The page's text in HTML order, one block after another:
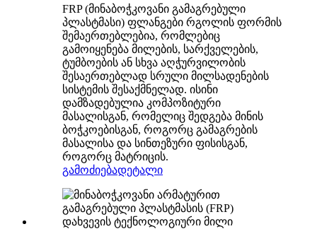
FRP (მინაბოჭკოვანი გამაგრებული
პლასტმასი) ფლანგები რგოლის ფორმის
შემაერთებლებია, რომლებიც
გამოიყენება მილების, სარქველების,
ტუმბოების ან სხვა აღჭურვილობის
შესაერთებლად სრული მილსადენების
სისტემის შესაქმნელად. ისინი
დამზადებულია კომპოზიტური
მასალისგან, რომელიც შედგება მინის
ბოჭკოებისგან, როგორც გამაგრების
მასალისა და სინთეზური ფისისგან,
როგორც მატრიცის.
გამოძიებადეტალი